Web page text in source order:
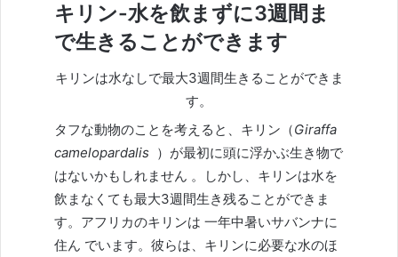
キリン-水を飲まずに3週間ま
で生きることができます
キリンは水なしで最大3週間生きることができま
す。
タフな動物のことを考えると、キリン（Giraffa
camelopardalis ） が最初に頭に浮かぶ生き物で
はないかもしれません 。しかし、キリンは水を
飲まなくても最大3週間生き残ることができま
す。 アフリカのキリンは 一年中暑いサバンナに
住ん でいます。彼らは、キリンに必要な水のほ